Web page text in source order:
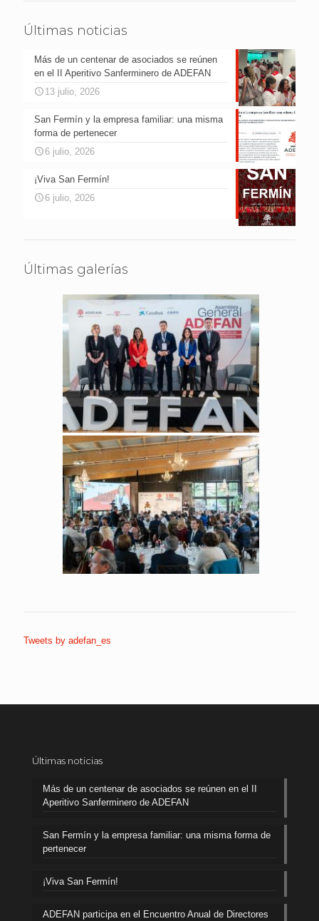
Últimas noticias
Más de un centenar de asociados se reúnen
en el II Aperitivo Sanferminero de ADEFAN
13 julio, 2026
San Fermín y la empresa familiar: una misma
forma de pertenecer
6 julio, 2026
¡Viva San Fermín!
6 julio, 2026
Últimas galerías
Tweets by adefan_es
Últimas noticias
Más de un centenar de asociados se reúnen en el II
Aperitivo Sanferminero de ADEFAN
San Fermín y la empresa familiar: una misma forma de
pertenecer
¡Viva San Fermín!
ADEFAN participa en el Encuentro Anual de Directores